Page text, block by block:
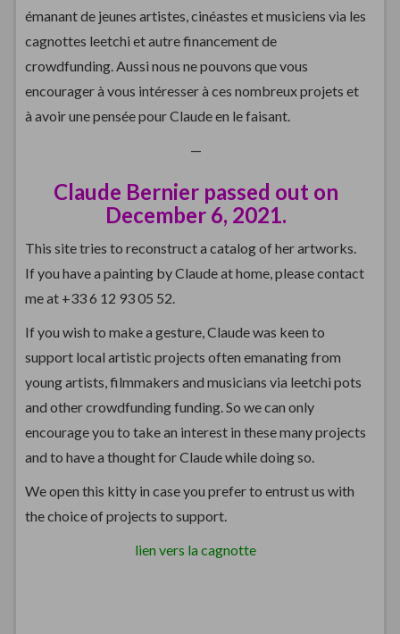
émanant de jeunes artistes, cinéastes et musiciens via les
cagnottes leetchi et autre financement de
crowdfunding. Aussi nous ne pouvons que vous
encourager à vous intéresser à ces nombreux projets et
à avoir une pensée pour Claude en le faisant.
—
Claude Bernier passed out on
December 6, 2021.
This site tries to reconstruct a catalog of her artworks.
If you have a painting by Claude at home, please contact
me at +33 6 12 93 05 52.
If you wish to make a gesture, Claude was keen to
support local artistic projects often emanating from
young artists, filmmakers and musicians via leetchi pots
and other crowdfunding funding. So we can only
encourage you to take an interest in these many projects
and to have a thought for Claude while doing so.
We open this kitty in case you prefer to entrust us with
the choice of projects to support.
lien vers la cagnotte